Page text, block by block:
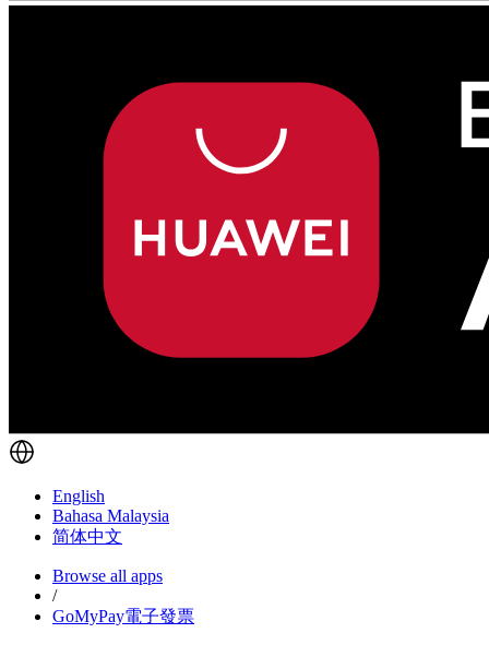
English
Bahasa Malaysia
简体中文
Browse all apps
/
GoMyPay電子發票